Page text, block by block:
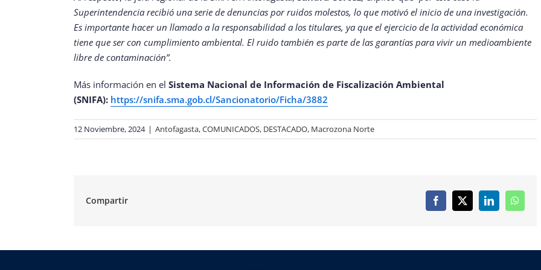
Superintendencia recibió una serie de denuncias por ruidos molestos, lo que motivó el inicio de una investigación.
Es importante hacer un llamado a la responsabilidad a los titulares, ya que el ejercicio de la actividad económica
tiene que ser con cumplimiento ambiental. El ruido también es parte de las garantías para vivir un medioambiente
libre de contaminación”.
Más información en el Sistema Nacional de Información de Fiscalización Ambiental
(SNIFA): https://snifa.sma.gob.cl/Sancionatorio/Ficha/3882
12 Noviembre, 2024 | Antofagasta,COMUNICADOS, DESTACADO, Macrozona Norte
Compartir Facebook
X LinkedIn